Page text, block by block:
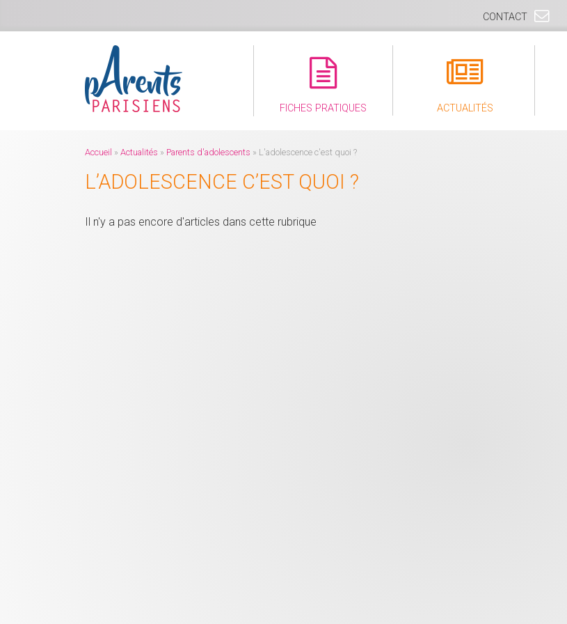
CONTACT
FICHES PRATIQUES ACTUALITÉS
Accueil » Actualités » Parents d'adolescents » L'adolescence c'est quoi ?
L’ADOLESCENCE C’EST QUOI ?
Il n'y a pas encore d'articles dans cette rubrique